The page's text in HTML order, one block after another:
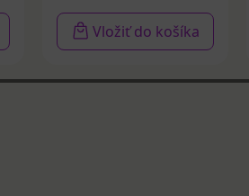
Vložiť do košíka